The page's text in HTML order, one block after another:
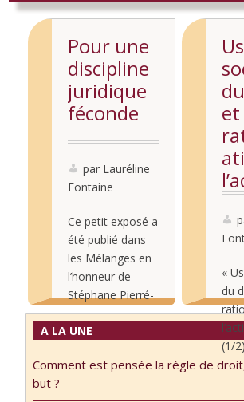
Pour une
discipline
juridique
féconde
par Lauréline
Fontaine
Ce petit exposé a
été publié dans
les Mélanges en
l’honneur de
Stéphane Pierré-
Caps parus aux
éditions
janvier 2024,
Lire la
suite...
et
«
du
(1/
A LA UNE
Comment est pensée la règle de
but ?